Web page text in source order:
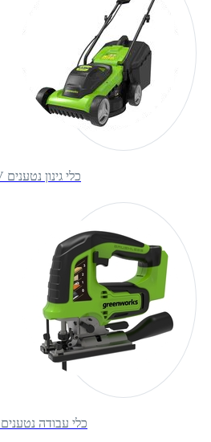
כלי גינון נטענים 24V
כלי עבודה נטענים 24V